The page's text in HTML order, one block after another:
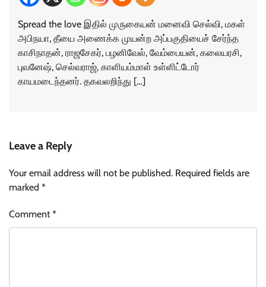
Spread the love இதில் முருகையன் மனைவி செல்வி, மகள்
அபிநயா, தீயை அணைக்க முயன்ற அப்பகுதியைச் சேர்ந்த
காசிநாதன், ராஜசேகர், பழனிவேல், வேம்பையன், கலையரசி,
புவனேஷ், செல்வராஜ், காளியம்மாள் உள்ளிட்டோர்
காயமடைந்தனர். தகவலறிந்து […]
Leave a Reply
Your email address will not be published. Required fields are
marked *
Comment*